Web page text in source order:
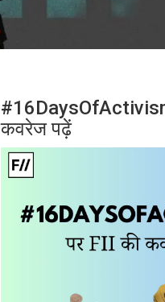
कवरेज पढ़ें